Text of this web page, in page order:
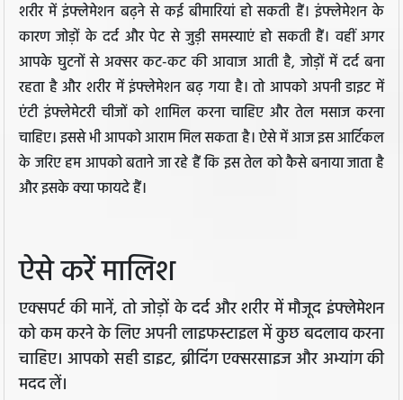
शरीर में इंफ्लेमेशन बढ़ने से कई बीमारियां हो सकती हैं। इंफ्लेमेशन के
कारण जोड़ों के दर्द और पेट से जुड़ी समस्याएं हो सकती हैं। वहीं अगर
आपके घुटनों से अक्सर कट-कट की आवाज आती है, जोड़ों में दर्द बना
रहता है और शरीर में इंफ्लेमेशन बढ़ गया है। तो आपको अपनी डाइट में
एंटी इंफ्लेमेटरी चीजों को शामिल करना चाहिए और तेल मसाज करना
चाहिए। इससे भी आपको आराम मिल सकता है। ऐसे में आज इस आर्टिकल
के जरिए हम आपको बताने जा रहे हैं कि इस तेल को कैसे बनाया जाता है
और इसके क्या फायदे हैं।
ऐसे करें मालिश
एक्सपर्ट की मानें, तो जोड़ों के दर्द और शरीर में मौजूद इंफ्लेमेशन
को कम करने के लिए अपनी लाइफस्टाइल में कुछ बदलाव करना
चाहिए। आपको सही डाइट, ब्रीदिंग एक्सरसाइज और अभ्यांग की
मदद लें।